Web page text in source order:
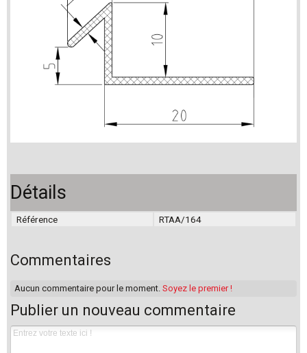
Détails
Référence RTAA/164
Commentaires
Aucun commentaire pour le moment.Soyez le premier !
Publier un nouveau commentaire